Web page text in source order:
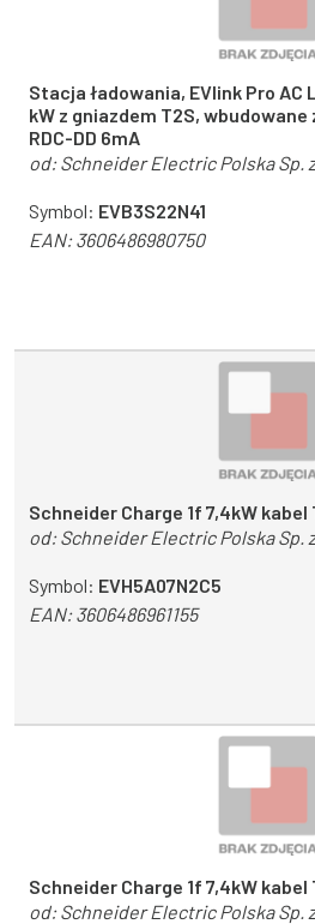
Stacja ładowania, EVlink Pro AC
kW z gniazdem T2S,
RDC-DD 6mA
od:Schneider Electric Polska Sp.
Symbol: EVB3S22N41
EAN:3606486980750
Schneider Charge 1f 7,4kW kabel
od:Schneider Electric Polska Sp.
Symbol: EVH5A07N2C5
EAN:3606486961155
Schneider Charge 1f 7,4kW kabel
od:Schneider Electric Polska Sp.